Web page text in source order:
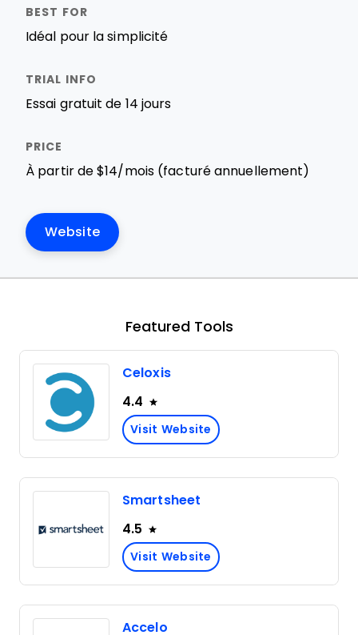
Idéal pour la simplicité
Essai gratuit de 14 jours
À partir de $14/mois (facturé annuellement)
Website
Featured Tools
Celoxis
4.4
Visit Website
Smartsheet
4.5
Visit Website
Accelo